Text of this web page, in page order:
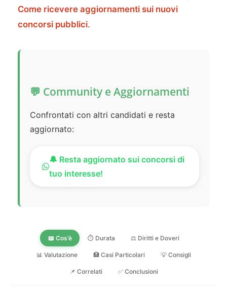
Come ricevere aggiornamenti sui nuovi
concorsi pubblici.
💬 Community e Aggiornamenti
Confrontati con altri candidati e resta
aggiornato:
🔔 Resta aggiornato sui concorsi di
tuo interesse!
📖 Cos’è ⏱️ Durata ⚖️ Diritti e Doveri
📊 Valutazione 🏥 Casi Particolari 💡 Consigli
📌 Correlati ✅ Conclusioni